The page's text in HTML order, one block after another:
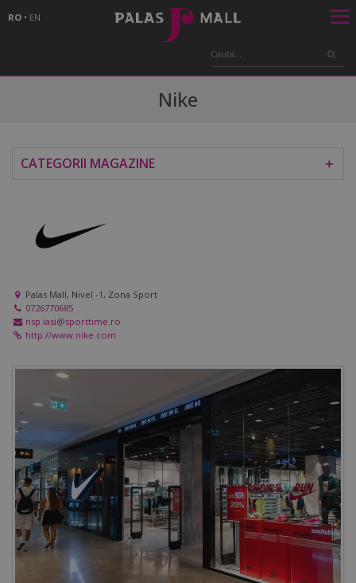
RO • EN
Nike
CATEGORII MAGAZINE ＋
Palas Mall, Nivel -1, Zona Sport
0726770685
nsp.iasi@sporttime.ro
http://www.nike.com